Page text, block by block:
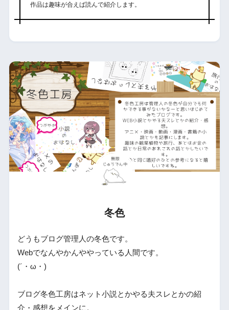
作品は趣味が合えば読んで紹介します。
冬色
どうもブログ管理人の冬色です。
Webでなんやかんややっている人間です。
(´・ω・)
ブログ冬色工房はネット小説とかやる夫スレとかの紹
介・感想をメインに。